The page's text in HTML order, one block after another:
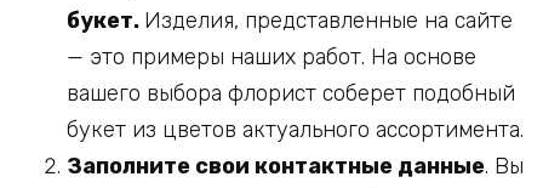
букет. Изделия, представленные на сайте
— это примеры наших работ. На основе
вашего выбора флорист соберет подобный
букет из цветов актуального ассортимента.
Заполните свои контактные данные. Вы